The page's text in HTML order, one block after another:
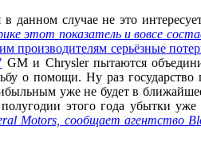
случае не это
этот показатель и вовсе
производителям серьёзные
GM и Chrysler пытаются
о помощи. Ну раз
уже не будет в
этого года убытки уже
Motors, сообщает агентство